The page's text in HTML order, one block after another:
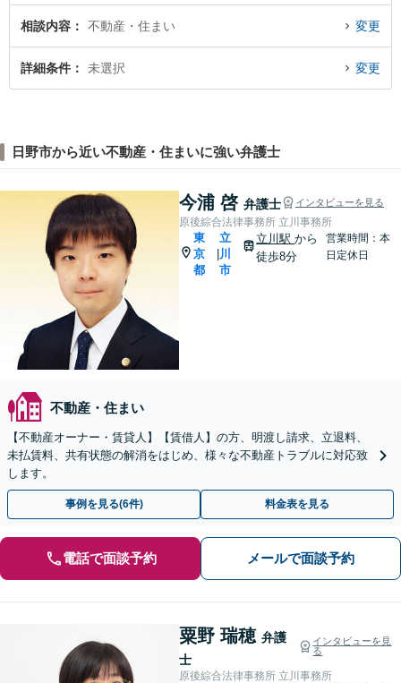
相談内容 不動産・住まい 変更
詳細条件 未選択 変更
日野市から近い不動産・住まいに強い弁護士
今浦 啓 弁護士 インタビューを見る
原後綜合法律事務所 立川事務所
東
京
都
立
川
市
立川駅から
徒歩8分
営業時間：本
日定休日
不動産・住まい
【不動産オーナー・賃貸人】【賃借人】の方、明渡し請求、立退料、
未払賃料、共有状態の解消をはじめ、様々な不動産トラブルに対応致
します。
事例を見る(6件) 料金表を見る
電話で面談予約 メールで面談予約
粟野 瑞穂 弁護
士
インタビューを見
る
原後綜合法律事務所 立川事務所